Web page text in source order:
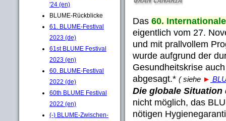
'24 (en)
BLUME-Rückblicke
61. BLUME-Festival
2023 (de)
61st BLUME Festival
2023 (en)
60. BLUME-Festival
2022 (de)
60th BLUME Festival
2022 (en)
(-) BLUME-Zwischen-
Das 60.
eigentlich vom 27.
und mit prallvollem
wurde aufgrund der
Gesundheitskrise
abgesagt.* ( siehe ►
Die globale Situation
nicht möglich, das
nötigen